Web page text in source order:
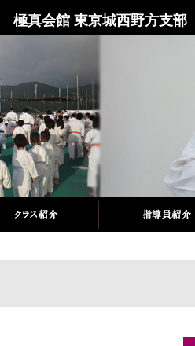
極真会館 東京城西野方支部